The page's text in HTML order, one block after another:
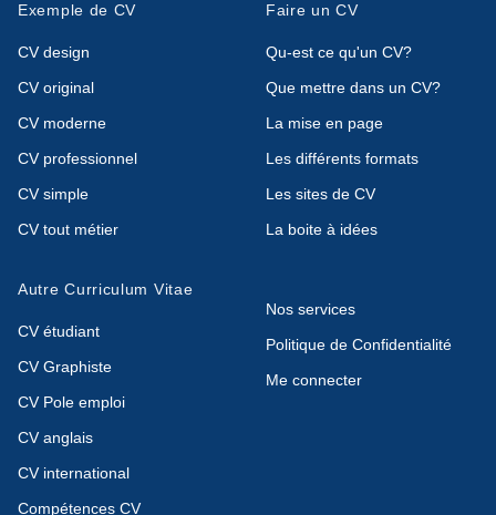
Exemple de CV
CV design
CV original
CV moderne
CV professionnel
CV simple
CV tout métier
Faire un CV
Qu-est ce qu'un CV?
Que mettre dans un CV?
La mise en page
Les différents formats
Les sites de CV
La boite à idées
Autre Curriculum Vitae
CV étudiant
CV Graphiste
CV Pole emploi
CV anglais
CV international
Compétences CV
Nos services
Politique de Confidentialité
Me connecter